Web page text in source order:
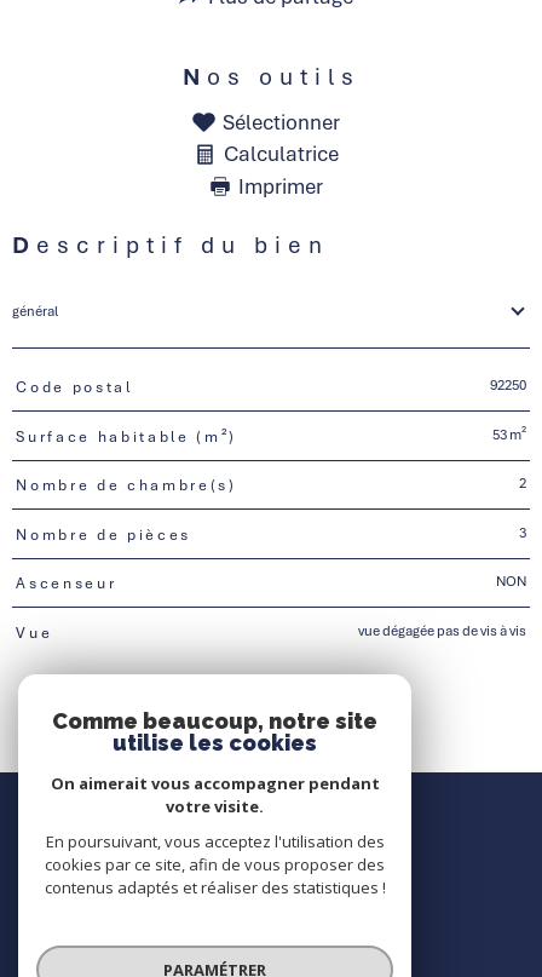
Nos outils
Sélectionner
Calculatrice
Imprimer
Descriptif du bien
général
TRAD_PAMPERO_Caracteristique
Code postal 92250
Surface habitable (m²) 53 m²
Nombre de chambre(s) 2
Nombre de pièces 3
Ascenseur NON
Vue vue dégagée pas de vis à vis
Nous contacter
Contact
Nous suivre
Comme beaucoup, notre site
utilise les cookies
On aimerait vous accompagner pendant
votre visite.
En poursuivant, vous acceptez l'utilisation des
cookies par ce site, afin de vous proposer des
contenus adaptés et réaliser des statistiques !
PARAMÉTRER